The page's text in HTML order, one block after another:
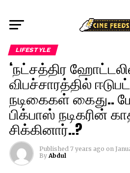
LIFESTYLE
‘நட்சத்திர
விபச்சாரத்தில்
நடிகைகள் கைது..
பிக்பாஸ் நடிகரின்
சிக்கினார்..?
Published 7 years ago on
By Abdul